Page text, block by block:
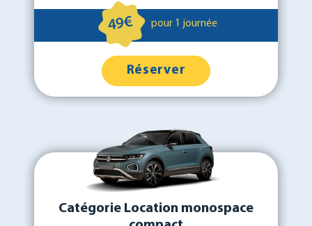
49€ pour 1 journée
Réserver
Catégorie Location monospace